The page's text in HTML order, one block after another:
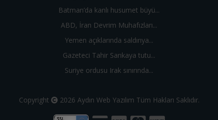
Batman’da kanlı husumet büyü...
ABD, İran Devrim Muhafızları...
Yemen açıklarında saldırıya...
Gazeteci Tahir Sarıkaya tutu...
Suriye ordusu Irak sınırında...
Copyright 2026 Aydın Web Yazılım Tüm Hakları Saklıdır.